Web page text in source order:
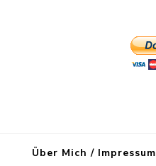
Über Mich / Impressum